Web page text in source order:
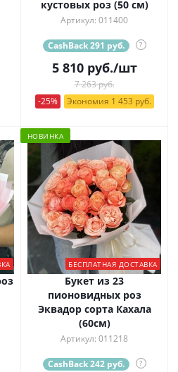
кустовых роз (50 см)
Артикул: 011400
CashBack 291 руб. ?
5 810руб./шт
7 263 руб.
-25%
Экономия 1 453 руб.
НОВИНКА
БЕСПЛАТНАЯ ДОСТАВКА
Букет из 23
пионовидных роз
Эквадор сорта Кахала
(60см)
Артикул: 011218
CashBack 242 руб. ?